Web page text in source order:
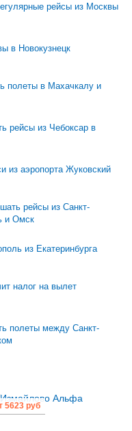
рейсы из Москвы
в Новокузнецк
полеты в Махачкалу и
рейсы из Чебоксар в
из аэропорта Жуковский
рейсы из Санкт-
и Омск
из Екатеринбурга
налог на вылет
полеты между Санкт-
5623 руб